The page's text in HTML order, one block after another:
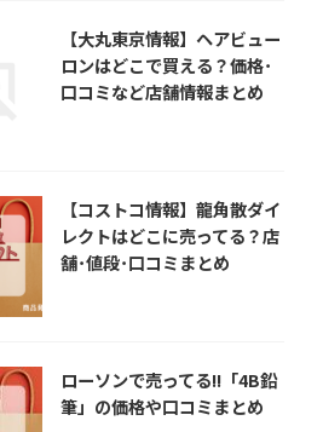
【大丸東京情報】ヘアビュー
ロンはどこで買える？価格･
口コミなど店舗情報まとめ
【コストコ情報】龍角散ダイ
レクトはどこに売ってる？店
舗･値段･口コミまとめ
ローソンで売ってる!!「4B鉛
筆」の価格や口コミまとめ